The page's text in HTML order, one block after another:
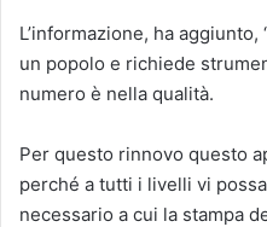
L’informazione, ha
un popolo e richiede
numero è nella qualità.
Per questo rinnovo questo
perché a tutti i livelli vi
necessario a cui la stampa